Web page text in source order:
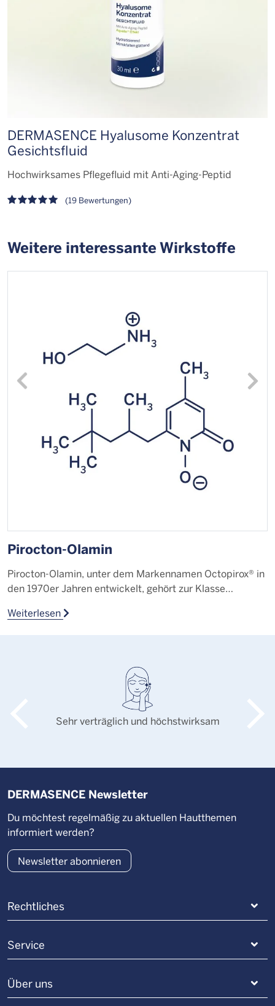
DERMASENCE Hyalusome Konzentrat
Gesichtsfluid
Hochwirksames Pflegefluid mit Anti-Aging-Peptid
(19 Bewertungen)
Weitere interessante Wirkstoffe
Pirocton-Olamin
Pirocton-Olamin, unter dem Markennamen Octopirox® in
den 1970er Jahren entwickelt, gehört zur Klasse…
Weiterlesen
Sehr verträglich und höchstwirksam
Rechtliches
Service
Über uns
DERMASENCE Newsletter
Du möchtest regelmäßig zu aktuellen Hautthemen
informiert werden?
Newsletter abonnieren